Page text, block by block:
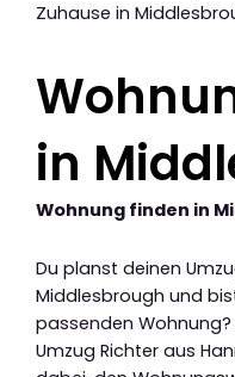
Zuhause in
in
Wohnung finden in
Du planst deinen
Middlesbrough und
passenden
Umzug Richter aus